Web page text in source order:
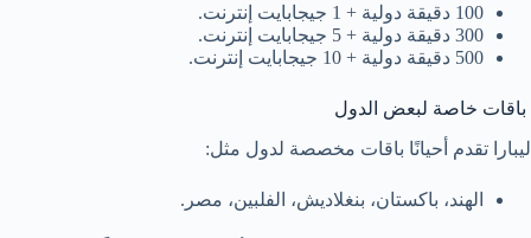
100 دقيقة دولية + 1 جيجابايت إنترنت.
300 دقيقة دولية + 5 جيجابايت إنترنت.
500 دقيقة دولية + 10 جيجابايت إنترنت.
باقات خاصة لبعض الدول
ليبارا تقدم أحيانًا باقات مخصصة لدول مثل:
الهند، باكستان، بنغلاديش، الفلبين، مصر.